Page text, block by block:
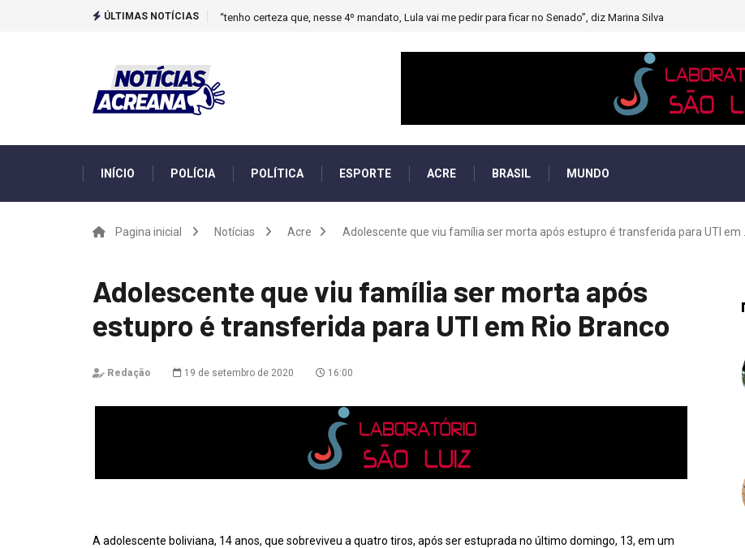
ÚLTIMAS NOTÍCIAS “tenho certeza que, nesse 4º mandato, Lula vai me pedir para ficar no Senado”, diz Marina Silva
INÍCIO POLÍCIA POLÍTICA ESPORTE ACRE BRASIL MUNDO
Pagina inicial Notícias Acre Adolescente que viu família ser morta após estupro é transferida para UTI em ...
Adolescente que viu família ser morta após
estupro é transferida para UTI em Rio Branco
Redação 19 de setembro de 2020 16:00
A adolescente boliviana, 14 anos, que sobreviveu a quatro tiros, após ser estuprada no último domingo, 13, em um